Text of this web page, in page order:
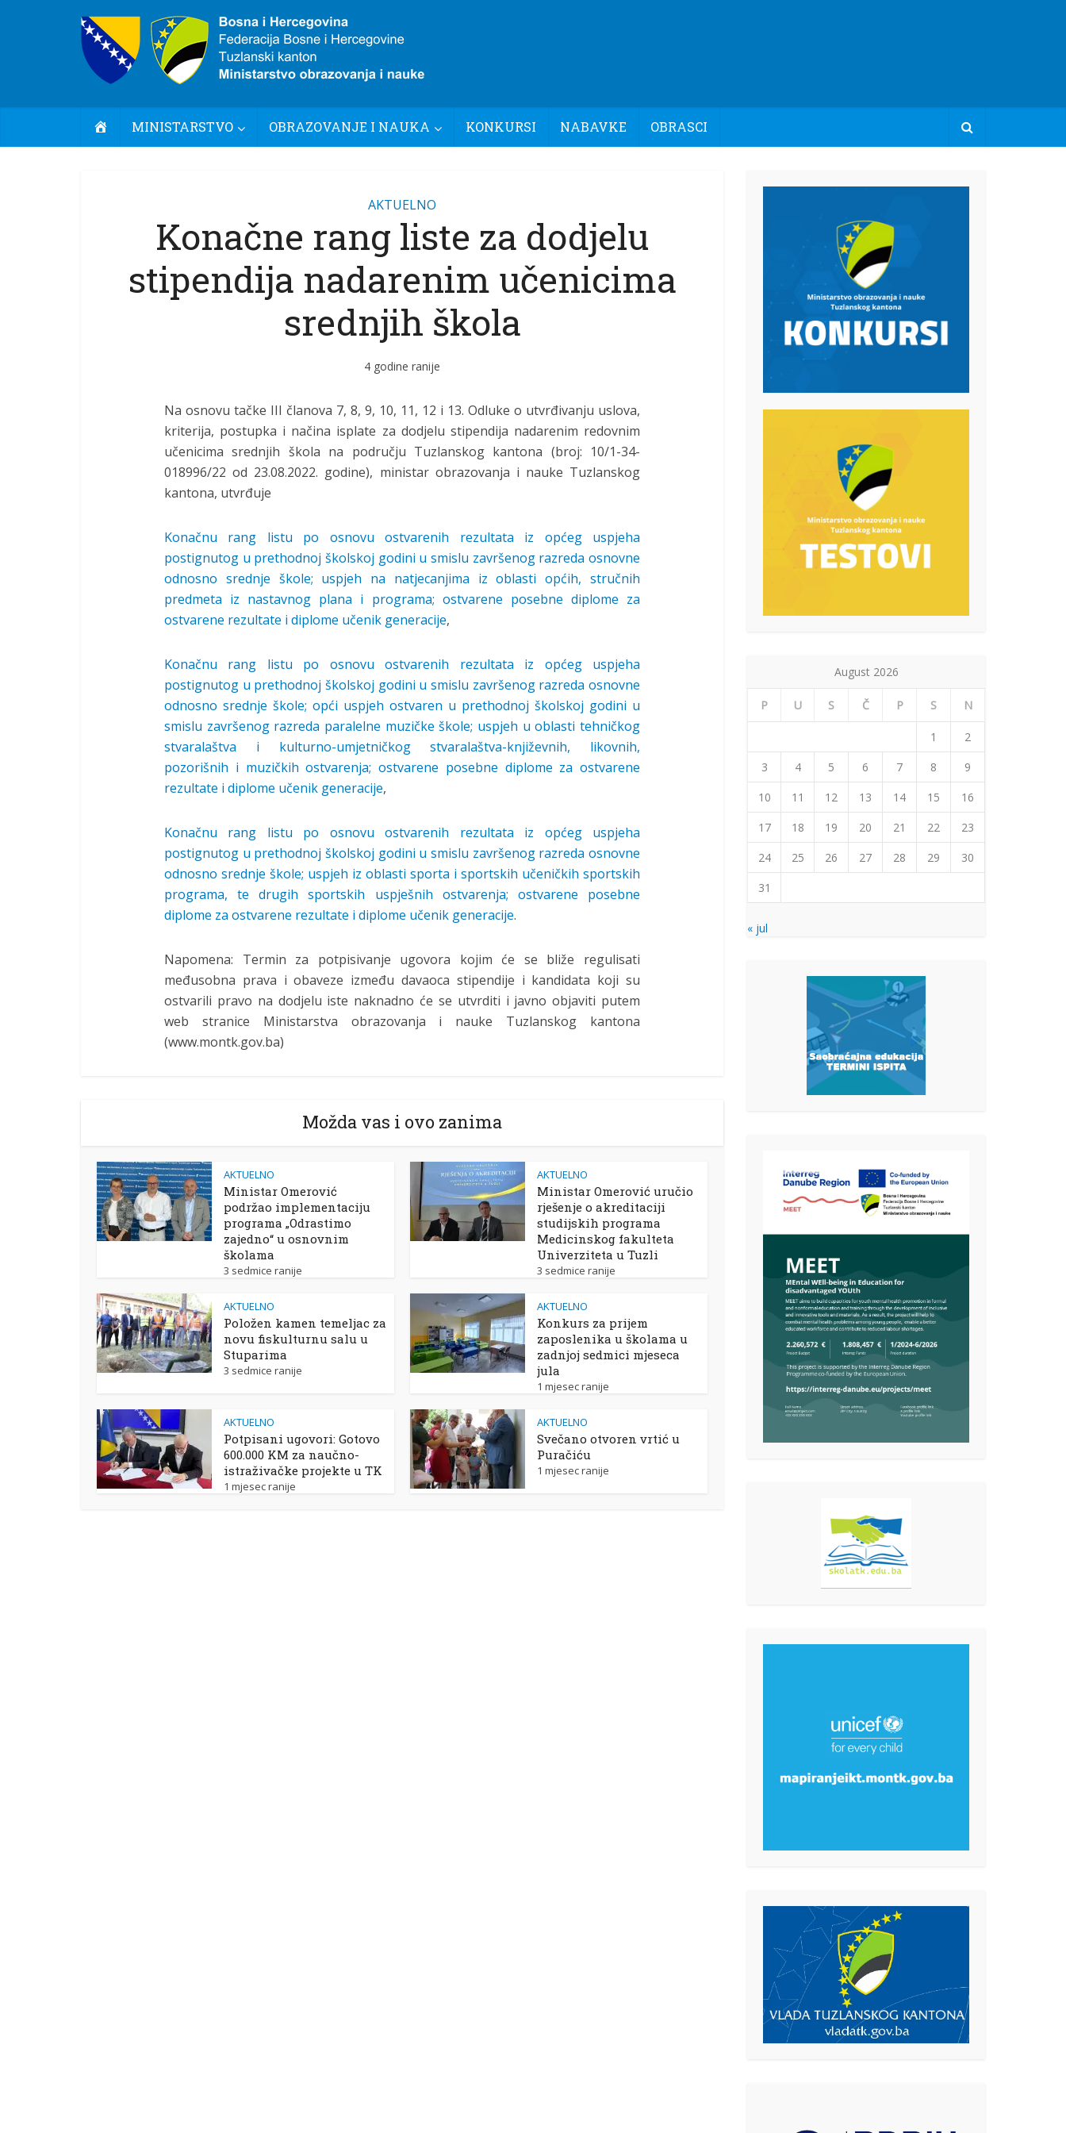
POČETNA
MINISTARSTVO OBRAZOVANJE I NAUKA KONKURSI NABAVKE OBRASCI
AKTUELNO
Konačne rang liste za dodjelu
stipendija nadarenim učenicima
srednjih škola
4 godine ranije
Na osnovu tačke III članova 7, 8, 9, 10, 11, 12 i 13. Odluke o utvrđivanju uslova,
kriterija, postupka i načina isplate za dodjelu stipendija nadarenim redovnim
učenicima srednjih škola na području Tuzlanskog kantona (broj: 10/1-34-
018996/22 od 23.08.2022. godine), ministar obrazovanja i nauke Tuzlanskog
kantona, utvrđuje
Konačnu rang listu po osnovu ostvarenih rezultata iz općeg uspjeha
postignutog u prethodnoj školskoj godini u smislu završenog razreda osnovne
odnosno srednje škole; uspjeh na natjecanjima iz oblasti općih, stručnih
predmeta iz nastavnog plana i programa; ostvarene posebne diplome za
ostvarene rezultate i diplome učenik generacije,
Konačnu rang listu po osnovu ostvarenih rezultata iz općeg uspjeha
postignutog u prethodnoj školskoj godini u smislu završenog razreda osnovne
odnosno srednje škole; opći uspjeh ostvaren u prethodnoj školskoj godini u
smislu završenog razreda paralelne muzičke škole; uspjeh u oblasti tehničkog
stvaralaštva i kulturno-umjetničkog stvaralaštva-književnih, likovnih,
pozorišnih i muzičkih ostvarenja; ostvarene posebne diplome za ostvarene
rezultate i diplome učenik generacije,
Konačnu rang listu po osnovu ostvarenih rezultata iz općeg uspjeha
postignutog u prethodnoj školskoj godini u smislu završenog razreda osnovne
odnosno srednje škole; uspjeh iz oblasti sporta i sportskih učeničkih sportskih
programa, te drugih sportskih uspješnih ostvarenja; ostvarene posebne
diplome za ostvarene rezultate i diplome učenik generacije.
Napomena: Termin za potpisivanje ugovora kojim će se bliže regulisati
međusobna prava i obaveze između davaoca stipendije i kandidata koji su
ostvarili pravo na dodjelu iste naknadno će se utvrditi i javno objaviti putem
web stranice Ministarstva obrazovanja i nauke Tuzlanskog kantona
(www.montk.gov.ba)
Možda vas i ovo zanima
AKTUELNO
Ministar Omerović
podržao implementaciju
programa „Odrastimo
zajedno“ u osnovnim
školama
3 sedmice ranije
AKTUELNO
Ministar Omerović uručio
rješenje o akreditaciji
studijskih programa
Medicinskog fakulteta
Univerziteta u Tuzli
3 sedmice ranije
AKTUELNO
Položen kamen temeljac za
novu fiskulturnu salu u
Stuparima
3 sedmice ranije
AKTUELNO
Konkurs za prijem
zaposlenika u školama u
zadnjoj sedmici mjeseca
jula
1 mjesec ranije
AKTUELNO
Potpisani ugovori: Gotovo
600.000 KM za naučno-
istraživačke projekte u TK
1 mjesec ranije
AKTUELNO
Svečano otvoren vrtić u
Puračiću
1 mjesec ranije
August 2026
P U S Č P S N
1
2
3
4 5 6 7 8
9
10
11 12 13 14 15
16
17
18 19 20 21 22
23
24
25 26 27 28 29
30
31
« jul